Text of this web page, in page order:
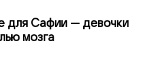
для Сафии — девочки
мозга